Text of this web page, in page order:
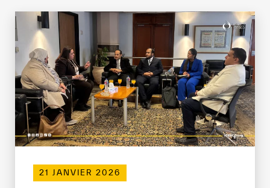
Secrétariat Général
Partenariats
Notre impact
Objectifs de développement durable
Données et perspectives
Bibliothèque Numérique de l’ICESCO
21 JANVIER 2026